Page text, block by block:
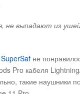
не выпадают из
не
Pro кабеля
такие наушники